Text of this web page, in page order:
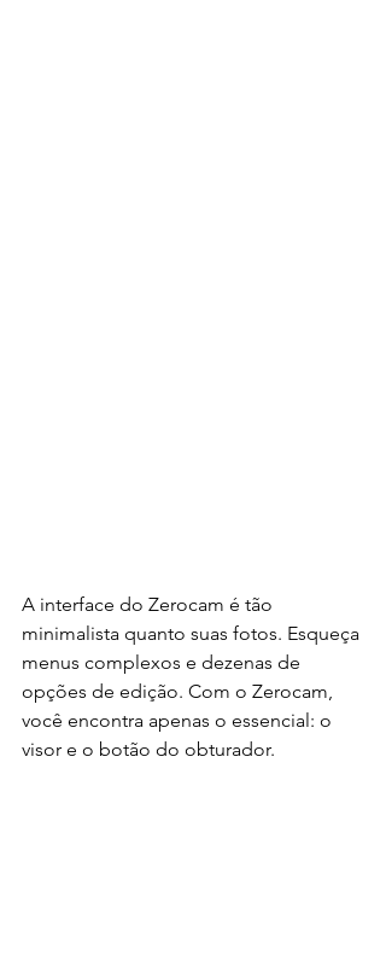
A interface do Zerocam é tão
minimalista quanto suas fotos. Esqueça
menus complexos e dezenas de
opções de edição. Com o Zerocam,
você encontra apenas o essencial: o
visor e o botão do obturador.